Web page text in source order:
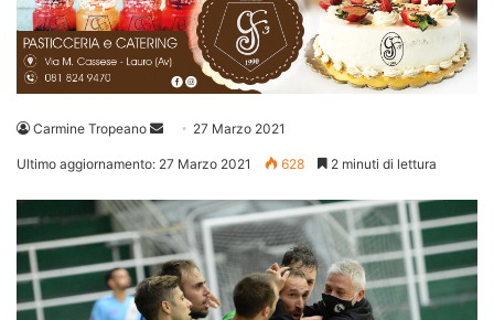
Carmine Tropeano
Invia 27 Marzo 2021
Ultimo aggiornamento: 27 Marzo 2021 628 2 minuti di lettura